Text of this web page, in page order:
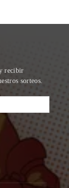
recibir
sorteos.